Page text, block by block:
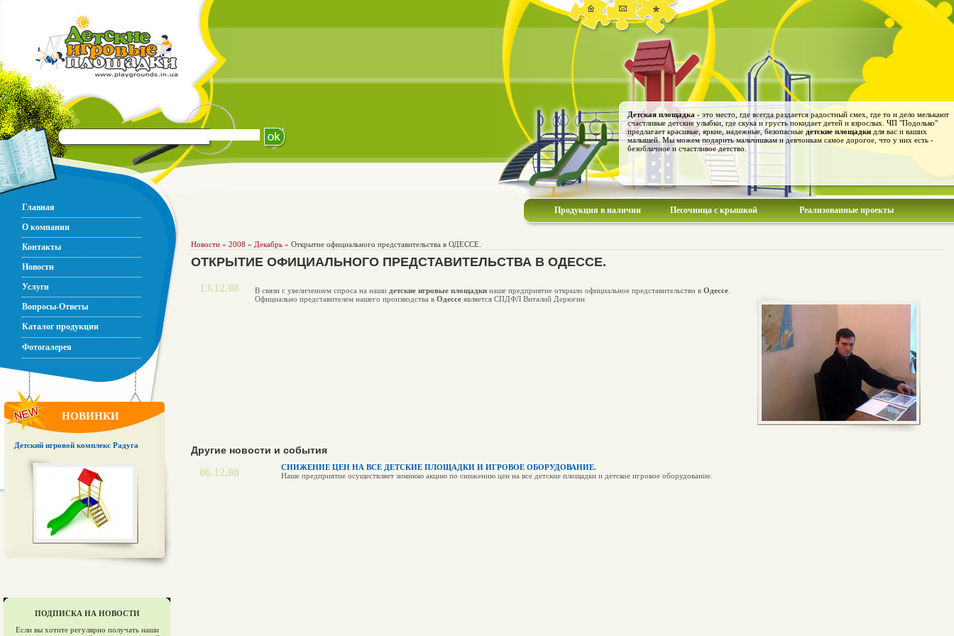
Детская площадка - это место, где всегда раздается радостный смех, где то и дело мелькают
счастливые детские улыбки, где скука и грусть покидает детей и взрослых. ЧП "Подолько"
предлагает красивые, яркие, надежные, безопасные детские площадки для вас и ваших
малышей. Мы можем подарить мальчишкам и девчонкам самое дорогое, что у них есть -
безоблачное и счастливое детство.
Главная
О компании
Контакты
Новости
Услуги
Вопросы-Ответы
Каталог продукции
Фотогалерея
НОВИНКИ
Детский игровой комплекс Радуга
ПОДПИСКА НА НОВОСТИ
Если вы хотите регулярно получать наши
Продукция в наличии Песочница с крышкой Реализованные проекты
Новости » 2008 » Декабрь » Открытие официального представительства в ОДЕССЕ.
ОТКРЫТИЕ ОФИЦИАЛЬНОГО ПРЕДСТАВИТЕЛЬСТВА В ОДЕССЕ.
13.12.08 В связи с увеличением спроса на наши детские игровые площадки наше предприятие открыло официальное представительство в Одессе
Официально представителем нашего производства в Одессе является СПДФЛ Виталий Дерюгин
Другие новости и события
06.12.08
СНИЖЕНИЕ ЦЕН НА ВСЕ ДЕТСКИЕ ПЛОЩАДКИ И ИГРОВОЕ ОБОРУДОВАНИЕ.
Наше предприятие осуществляет зимнюю акцию по снижению цен на все детские площадки и детское игровое оборудование.